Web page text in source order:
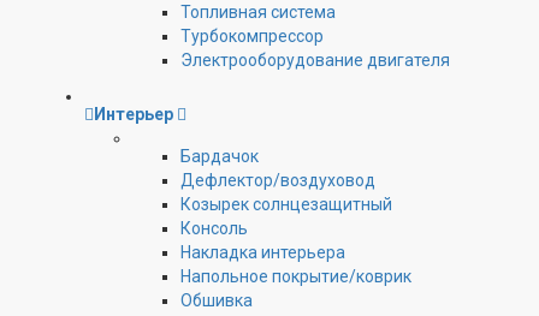
Топливная система
Турбокомпрессор
Электрооборудование двигателя
Интерьер
Бардачок
Дефлектор/воздуховод
Козырек солнцезащитный
Консоль
Накладка интерьера
Напольное покрытие/коврик
Обшивка